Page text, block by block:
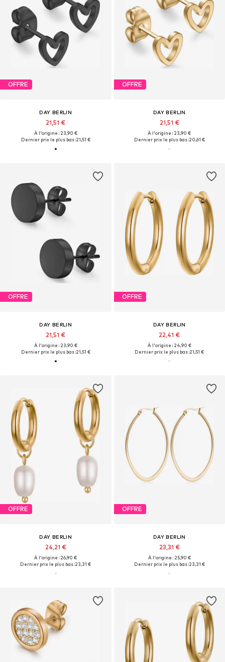
OFFRE
DAY BERLIN
21,51 €
À l'origine : 23,90 €
Dernier prix le plus bas :21,51 €
OFFRE
DAY BERLIN
21,51 €
À l'origine : 23,90 €
Dernier prix le plus bas :20,61 €
OFFRE
DAY BERLIN
21,51 €
À l'origine : 23,90 €
Dernier prix le plus bas :21,51 €
OFFRE
DAY BERLIN
22,41 €
À l'origine : 24,90 €
Dernier prix le plus bas :21,51 €
OFFRE
DAY BERLIN
24,21 €
À l'origine : 26,90 €
Dernier prix le plus bas :23,31 €
OFFRE
DAY BERLIN
23,31 €
À l'origine : 25,90 €
Dernier prix le plus bas :23,31 €